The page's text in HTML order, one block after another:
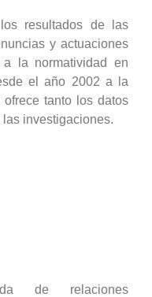
resultados de las
y actuaciones
la normatividad en
el año 2002 a la
tanto los datos
investigaciones.
de relaciones